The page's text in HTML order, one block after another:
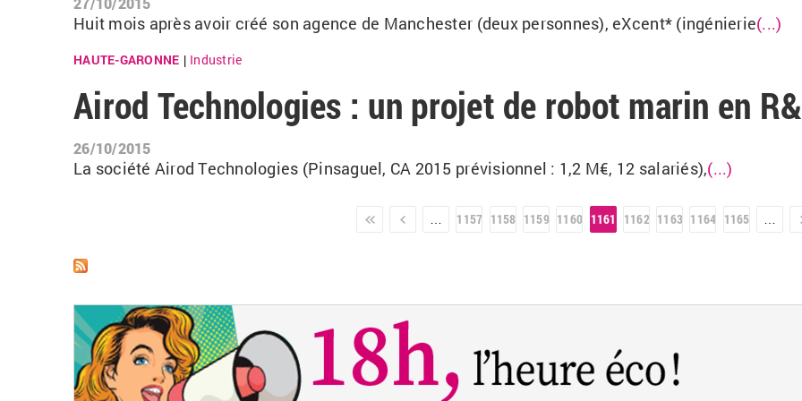
Huit mois après avoir créé son agence de Manchester (deux personnes), eXcent* (ingénierie(...)
HAUTE-GARONNE Industrie
Airod Technologies : un projet de robot marin en
26/10/2015
La société Airod Technologies (Pinsaguel, CA 2015 prévisionnel : 1,2 M€, 12 salariés),(...)
1157 1158 1159 1160 1161 1162 1163 1164 1165
suivant ›dernier »